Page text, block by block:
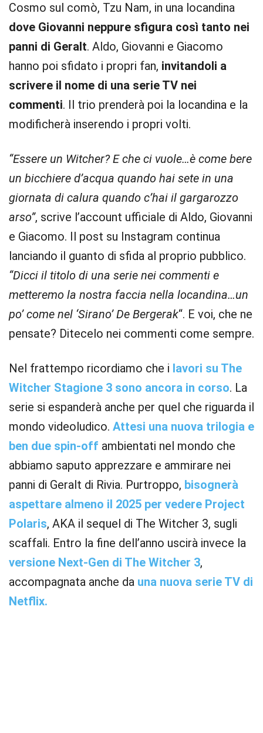
Cosmo sul comò, Tzu Nam, in una locandina
dove Giovanni neppure sfigura così tanto nei
panni di Geralt. Aldo, Giovanni e Giacomo
hanno poi sfidato i propri fan, invitandoli a
scrivere il nome di una serie TV nei
commenti. Il trio prenderà poi la locandina e la
modificherà inserendo i propri volti.
“Essere un Witcher? E che ci vuole…è come bere
un bicchiere d’acqua quando hai sete in una
giornata di calura quando c’hai il gargarozzo
arso”, scrive l’account ufficiale di Aldo, Giovanni
e Giacomo. Il post su Instagram continua
lanciando il guanto di sfida al proprio pubblico.
“Dicci il titolo di una serie nei commenti e
metteremo la nostra faccia nella locandina…un
po’ come nel ‘Sirano’ De Bergerak“. E voi, che ne
pensate? Ditecelo nei commenti come sempre.
Nel frattempo ricordiamo che i lavori su The
Witcher Stagione 3 sono ancora in corso. La
serie si espanderà anche per quel che riguarda il
mondo videoludico. Attesi una nuova trilogia e
ben due spin-off ambientati nel mondo che
abbiamo saputo apprezzare e ammirare nei
panni di Geralt di Rivia. Purtroppo, bisognerà
aspettare almeno il 2025 per vedere Project
Polaris, AKA il sequel di The Witcher 3, sugli
scaffali. Entro la fine dell’anno uscirà invece la
versione Next-Gen di The Witcher 3,
accompagnata anche da una nuova serie TV di
Netflix.